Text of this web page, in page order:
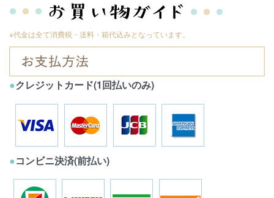
※代金は全て消費税・送料・箱代込みとなっています。
●クレジットカード(1回払いのみ)
●コンビニ決済(前払い)